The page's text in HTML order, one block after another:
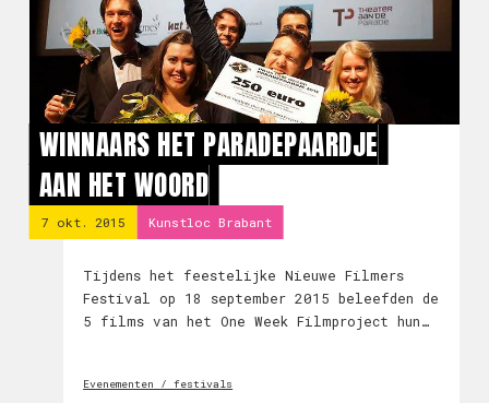
WINNAARS HET PARADEPAARDJE
AAN HET WOORD
7 okt. 2015 Kunstloc Brabant
Tijdens het feestelijke Nieuwe Filmers
Festival op 18 september 2015 beleefden de
5 films van het One Week Filmproject hun
was ….
Evenementen / festivals